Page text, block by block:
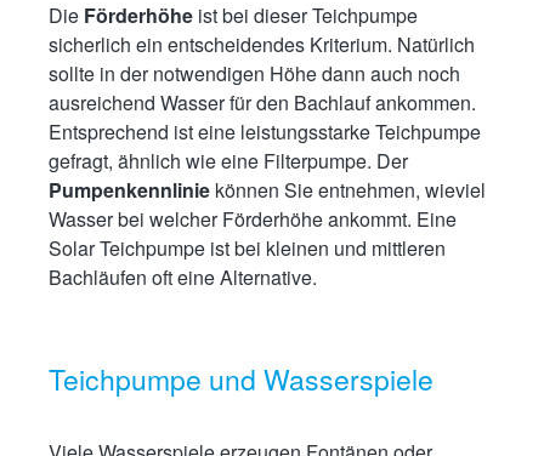
Die Förderhöhe ist bei dieser Teichpumpe
sicherlich ein entscheidendes Kriterium. Natürlich
sollte in der notwendigen Höhe dann auch noch
ausreichend Wasser für den Bachlauf ankommen.
Entsprechend ist eine leistungsstarke Teichpumpe
gefragt, ähnlich wie eine Filterpumpe. Der
Pumpenkennlinie können Sie entnehmen, wieviel
Wasser bei welcher Förderhöhe ankommt. Eine
Solar Teichpumpe ist bei kleinen und mittleren
Bachläufen oft eine Alternative.
Teichpumpe und Wasserspiele